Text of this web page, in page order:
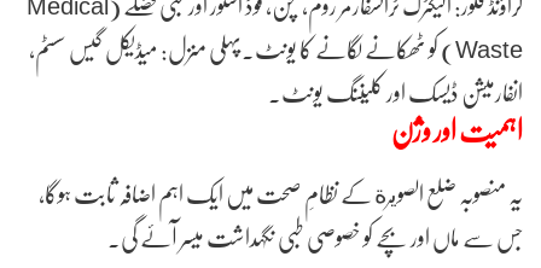
Waste) کو ٹھکانے لگانے کا یونٹ۔پہلی منزل: میڈیکل گیس سسٹم،
انفارمیشن ڈیسک اور کلیننگ یونٹ۔
اہمیت اور وژن
یہ منصوبہ ضلع الصويرة کے نظامِ صحت میں ایک اہم اضافہ ثابت ہوگا،
جس سے ماں اور بچے کو خصوصی طبی نگہداشت میسر آئے گی۔